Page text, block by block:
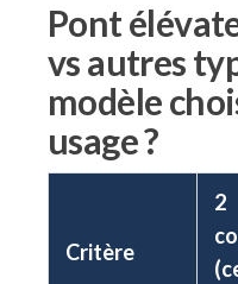
Pont
vs autres
modèle
usage ?
Critère
2